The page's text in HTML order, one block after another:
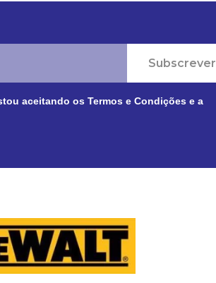
Subscrever
aceitando os Termos e Condições e a